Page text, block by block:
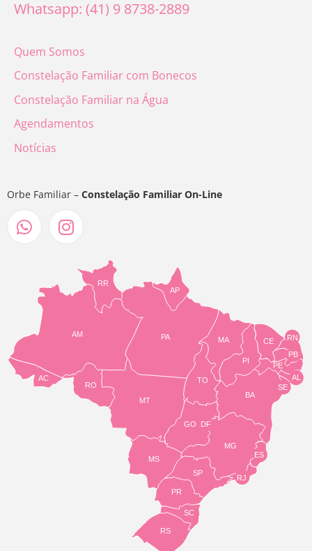
Whatsapp: (41) 9 8738-2889
Quem Somos
Constelação Familiar com Bonecos
Constelação Familiar na Água
Agendamentos
Notícias
Orbe Familiar – Constelação Familiar On-Line
TO
BA
SE
PE
AL
RN
CE
PI
MA
AP
PA
RR
AM
AC
RO
MT
MS
GO
PR
SC
RS
SP
MG
RJ
ES
DF
PB